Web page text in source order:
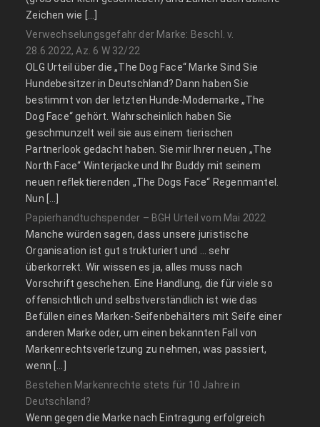
Zeichen wie […]
Verwechselungsgefahr der Marke: Beschl. v.
28.6.2022, Az. 6 W 32/22
OLG Urteil über die „The Dog Face“ Marke Sind Sie
Hundebesitzer in Deutschland? Dann haben Sie
bestimmt von der letzten Hunde-Modemarke „The
Dog Face“ gehört. Wahrscheinlich haben Sie
geschmunzelt weil sie aus einem tierischen
Partnerlook gedacht haben. Sie mir Ihrer neuen „The
North Face“ Winterjacke und Ihr Buddy mit seinem
neuen reflektierenden „The Dogs Face“ Regenmantel.
Nun […]
Papierhandtuchspender – BGH Urteil vom Mai 2022
Manche würden sagen, dass unsere juristische
Organisation ist gut strukturiert und … sehr
überkorrekt. Wir wissen es ja, alles muss nach
Vorschrift geschehen. Eine Handlung, die für viele so
offensichtlich und selbstverständlich ist wie das
Befüllen eines Marken-Seifenbehälters mit Seife einer
anderen Marke oder, um einen bekannten Fall von
Markenrechtsverletzung zu nehmen, was passiert,
wenn […]
Bestehen Markenrechte stets für 10 Jahre in
Deutschland?
Wenn gegen die Marke nach Eintragung erfolgreich